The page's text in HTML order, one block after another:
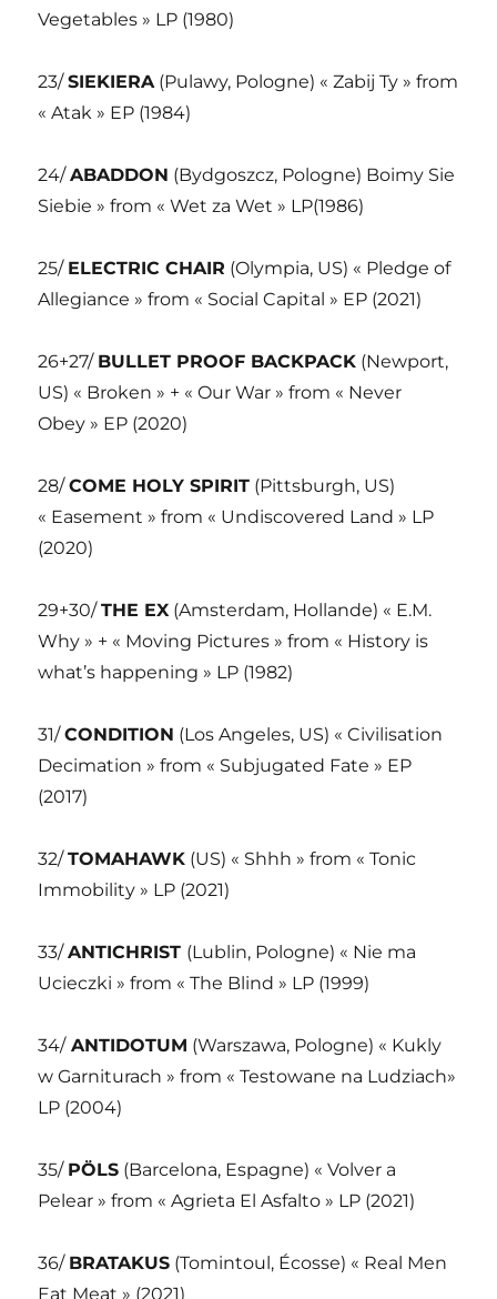
Vegetables » LP (1980)
23/SIEKIERA(Pulawy, Pologne) « Zabij Ty » from
« Atak » EP (1984)
24/ABADDON (Bydgoszcz, Pologne) Boimy Sie
Siebie » from « Wet za Wet » LP(1986)
25/ ELECTRIC CHAIR (Olympia, US) « Pledge of
Allegiance » from « Social Capital » EP (2021)
26+27/ BULLET PROOF BACKPACK (Newport,
US) « Broken » + « Our War » from « Never
Obey » EP (2020)
28/COME HOLY SPIRIT (Pittsburgh, US)
« Easement » from « Undiscovered Land » LP
(2020)
29+30/THE EX (Amsterdam, Hollande) « E.M.
Why » + « Moving Pictures » from « History is
what’s happening » LP (1982)
31/CONDITION (Los Angeles, US) « Civilisation
Decimation » from « Subjugated Fate » EP
(2017)
32/TOMAHAWK (US) « Shhh » from « Tonic
Immobility » LP (2021)
33/ANTICHRIST (Lublin, Pologne) « Nie ma
Ucieczki » from « The Blind » LP (1999)
34/ANTIDOTUM (Warszawa, Pologne) « Kukly
w Garniturach » from « Testowane na Ludziach»
LP (2004)
35/ PÖLS (Barcelona, Espagne) « Volver a
Pelear » from « Agrieta El Asfalto » LP (2021)
36/ BRATAKUS (Tomintoul, Écosse) « Real Men
Eat Meat » (2021)